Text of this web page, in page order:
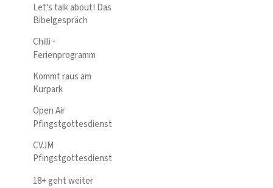
Let's talk about! Das
Bibelgespräch
Chilli -
Ferienprogramm
Kommt raus am
Kurpark
Open Air
Pfingstgottesdienst
CVJM
Pfingstgottesdienst
18+ geht weiter